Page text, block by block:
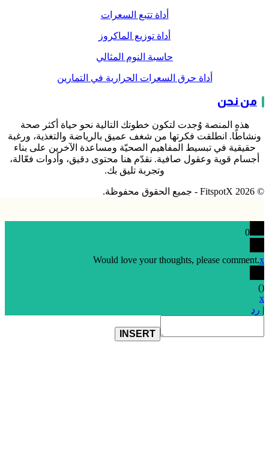
أداة تتبع السعرات
أداة توزيع الماكروز
حاسبة النوم المثالي
أداة حرق السعرات الحرارية في التمارين
من نحن
هذه المنصة وُجدت لتكون خطوتك التالية نحو حياة أكثر صحة
ونشاطًا. انطلقت فكرتها من شغف عميق بالرياضة والتغذية، ورغبة
حقيقية في تبسيط المفاهيم الصحيّة ومساعدة الآخرين على بناء
أجسام قوية وعقول صافية. نقدّم هنا محتوى دقيق، وأدوات فعّالة،
وتجربة تليق بك.
© 2026 FitspotX - جميع الحقوق محفوظة.
0
Would love your thoughts, please comment.x
(
)
x
| رد
INSERT